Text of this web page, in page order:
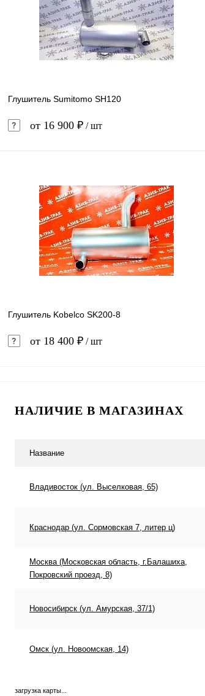
В избранное В наличии
Глушитель Sumitomo SH120
от 16 900 ₽ / шт
Купить в 1 клик Сравнение
В избранное В наличии
Глушитель Kobelco SK200-8
от 18 400 ₽ / шт
НАЛИЧИЕ В МАГАЗИНАХ
Название
Владивосток (ул. Выселковая, 65)
Краснодар (ул. Сормовская 7, литер ц)
Москва (Московская область, г.Балашиха,
Покровский проезд, 8)
Новосибирск (ул. Амурская, 37/1)
Омск (ул. Новоомская, 14)
загрузка карты...